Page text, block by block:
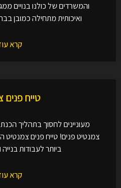
והמשרדים של כולנו בנויים
ואיכותית מתחילה כמובן
קרא
טייח
מעוניינים לחסוך בתהליך
צמנטיט פנים! טייח פנים צמנטיט
ביותר לעבודות
קרא